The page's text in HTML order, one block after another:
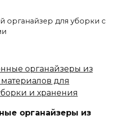
органайзер для уборки с
органайзеры из